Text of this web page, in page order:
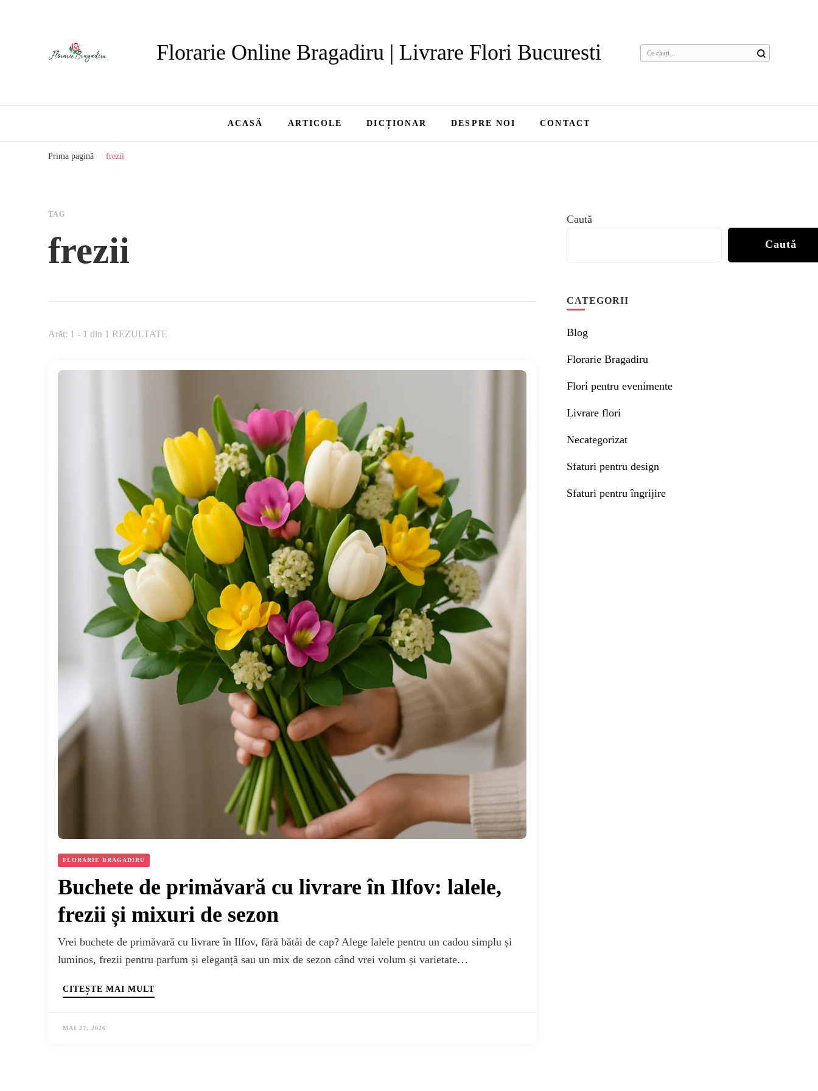
Florarie Online Bragadiru | Livrare Flori Bucuresti
Cauți
ACASĂ ARTICOLE DICȚIONAR DESPRE NOI CONTACT
Prima pagină frezii
TAG
frezii
Arăt: 1 - 1 din 1 REZULTATE
FLORARIE BRAGADIRU
Buchete de primăvară cu livrare în Ilfov: lalele,
frezii și mixuri de sezon
Vrei buchete de primăvară cu livrare în Ilfov, fără bătăi de cap? Alege lalele pentru un cadou simplu și
luminos, frezii pentru parfum și eleganță sau un mix de sezon când vrei volum și varietate…
CITEȘTE MAI MULT
MAI 27, 2026
Caută
Caută
CATEGORII
Blog
Florarie Bragadiru
Flori pentru evenimente
Livrare flori
Necategorizat
Sfaturi pentru design
Sfaturi pentru îngrijire